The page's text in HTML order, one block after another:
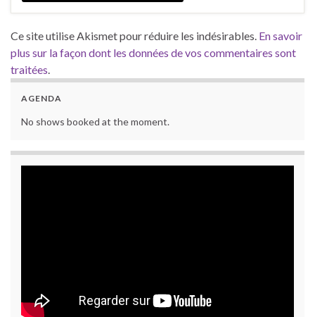
Ce site utilise Akismet pour réduire les indésirables. En savoir
plus sur la façon dont les données de vos commentaires sont
traitées.
AGENDA
No shows booked at the moment.